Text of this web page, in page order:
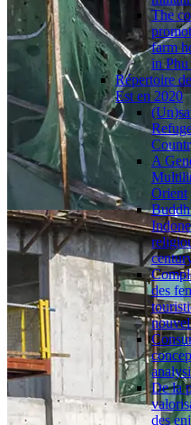
The
farm
in
Répertoire
Est en 2020
A
Orient
des
De la
des